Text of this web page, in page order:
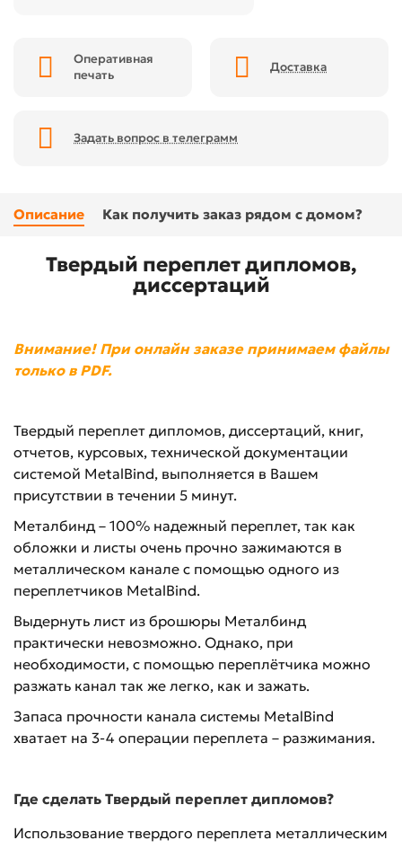
Оперативная
печать
Доставка
Задать вопрос в телеграмм
Описание Как получить заказ рядом с домом?
Твердый переплет дипломов,
диссертаций
Внимание! При онлайн заказе принимаем файлы
только в PDF.
Твердый переплет дипломов, диссертаций, книг,
отчетов, курсовых, технической документации
системой MetalBind, выполняется в Вашем
присутствии в течении 5 минут.
Металбинд – 100% надежный переплет, так как
обложки и листы очень прочно зажимаются в
металлическом канале с помощью одного из
переплетчиков MetalBind.
Выдернуть лист из брошюры Металбинд
практически невозможно. Однако, при
необходимости, с помощью переплётчика можно
разжать канал так же легко, как и зажать.
Запаса прочности канала системы MetalBind
хватает на 3-4 операции переплета – разжимания.
Где сделать Твердый переплет дипломов?
Использование твердого переплета металлическим